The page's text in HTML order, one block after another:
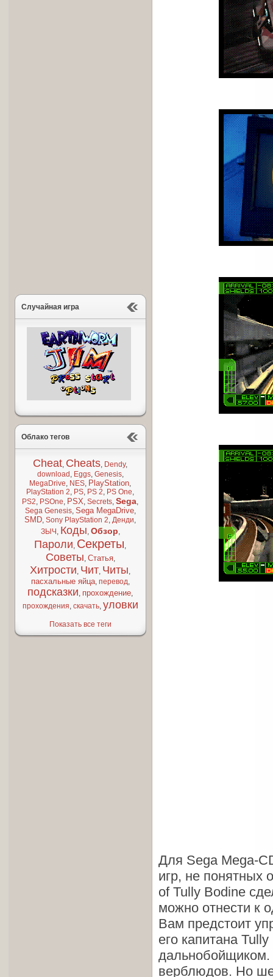
Случайная игра
Облако тегов
Cheat, Cheats, Dendy,
download , Eggs, Genesis,
MegaDrive, NES, PlayStation,
PlayStation 2, PS, PS 2, PS One,
PS2, PSOne, PSX,Secrets,Sega,
Sega Genesis, Sega MegaDrive,
SMD,Sony PlayStation 2,Денди,
ЗЫЧ , Коды, Обзор,
Пароли, Секреты,
Советы, Статья,
Хитрости, Чит, Читы,
пасхальные яйца, перевод,
подсказки, прохождение,
прохождения, скачать, уловки
Показать все теги
Для Sega Mega-
игр, не понятных
of Tully Bodine
можно отнести к
Вам предстоит
его капитана
дальнобойщиком.
верблюдов. Но